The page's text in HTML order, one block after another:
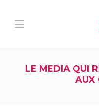
LE MEDIA QUI
AUX